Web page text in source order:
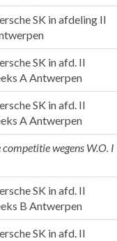
SK in afdeling II
SK in afd. II
A Antwerpen
SK in afd. II
A Antwerpen
competitie wegens W.O. I
SK in afd. II
B Antwerpen
SK in afd. II